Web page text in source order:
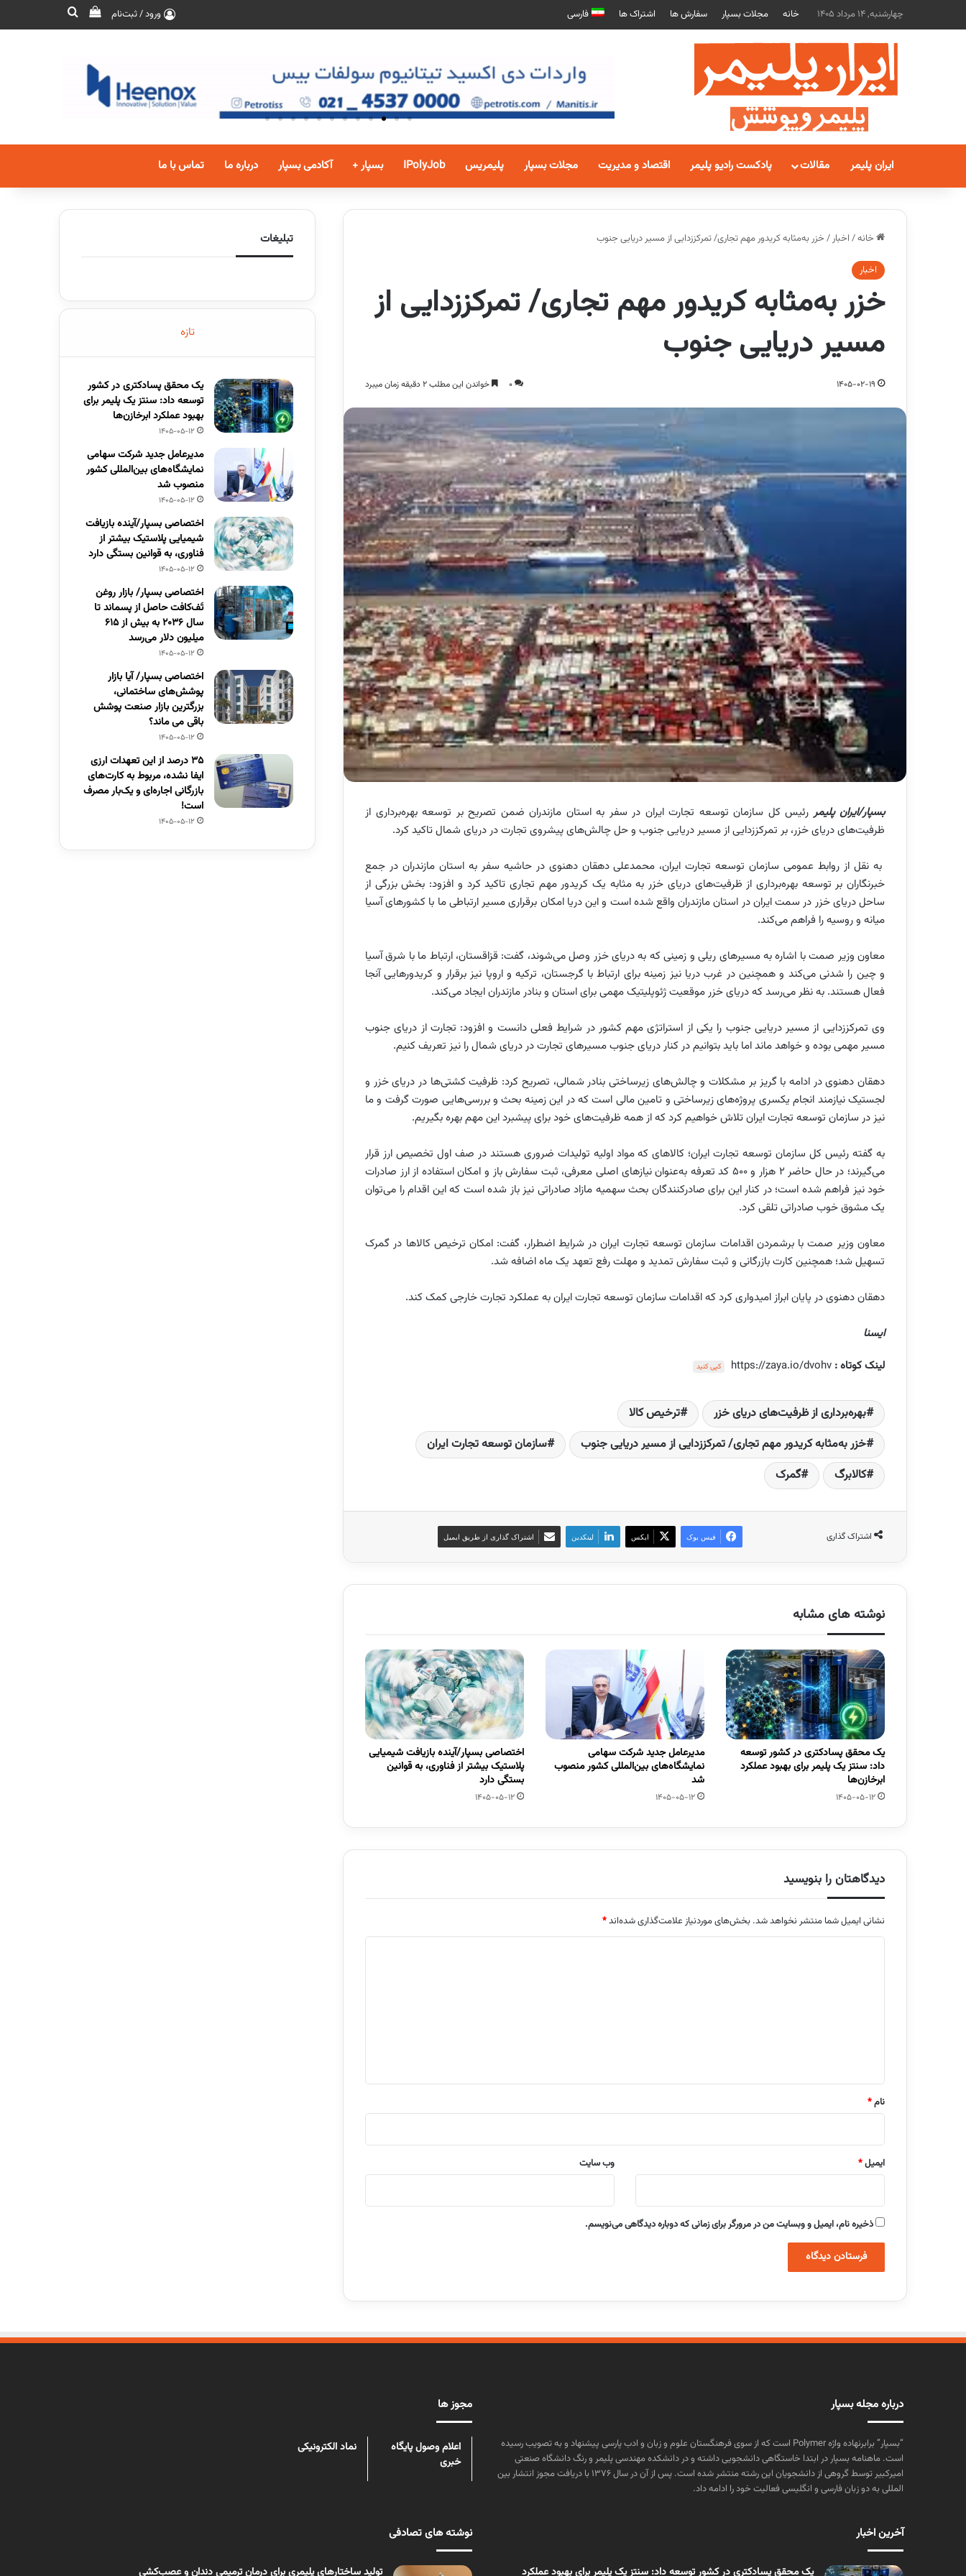
چهارشنبه, 14 مرداد 1405 خانه مجلات بسپار سفارش ها اشتراک ها فارسی ورود / ثبت‌نام
ایران پلیمر مقالات پادکست رادیو پلیمر اقتصاد و مدیریت مجلات بسپار پلیمریس IPolyJob بسپار + آکادمی بسپار درباره ما تماس با ما
خانه/ اخبار/ خزر به‌مثابه کریدور مهم تجاری/ تمرکززدایی از مسیر دریایی جنوب
اخبار
خزر به‌مثابه کریدور مهم تجاری/ تمرکززدایی از
مسیر دریایی جنوب
1405-02-19
0 خواندن این مطلب 2 دقیقه زمان میبرد
بسپار/ایران پلیمر رئیس کل سازمان توسعه تجارت ایران در سفر به استان مازندران ضمن تصریح بر توسعه بهره‌برداری از
ظرفیت‌های دریای خزر، بر تمرکززدایی از مسیر دریایی جنوب و حل چالش‌های پیشروی تجارت در دریای شمال تاکید کرد.
به نقل از روابط عمومی سازمان توسعه تجارت ایران، محمدعلی دهقان دهنوی در حاشیه سفر به استان مازندران در جمع
خبرنگاران بر توسعه بهره‌برداری از ظرفیت‌های دریای خزر به مثابه یک کریدور مهم تجاری تاکید کرد و افزود: بخش بزرگی از
ساحل دریای خزر در سمت ایران در استان مازندران واقع شده است و این دریا امکان برقراری مسیر ارتباطی ما با کشورهای آسیا
میانه و روسیه را فراهم می‌کند.
معاون وزیر صمت با اشاره به مسیرهای ریلی و زمینی که به دریای خزر وصل می‌شوند، گفت: قزاقستان، ارتباط ما با شرق آسیا
و چین را شدنی می‌کند و همچنین در غرب دریا نیز زمینه برای ارتباط با گرجستان، ترکیه و اروپا نیز برقرار و کریدورهایی آنجا
فعال هستند. به نظر می‌رسد که دریای خزر موقعیت ژئوپلیتیک مهمی برای استان و بنادر مازندران ایجاد می‌کند.
وی تمرکززدایی از مسیر دریایی جنوب را یکی از استراتژی مهم کشور در شرایط فعلی دانست و افزود: تجارت از دریای جنوب
مسیر مهمی بوده و خواهد ماند اما باید بتوانیم در کنار دریای جنوب مسیرهای تجارت در دریای شمال را نیز تعریف کنیم.
دهقان دهنوی در ادامه با گریز بر مشکلات و چالش‌های زیرساختی بنادر شمالی، تصریح کرد: ظرفیت کشتی‌ها در دریای خزر و
لجستیک نیازمند انجام یکسری پروژه‌های زیرساختی و تامین مالی است که در این زمینه بحث و بررسی‌هایی صورت گرفت و ما
نیز در سازمان توسعه تجارت ایران تلاش خواهیم کرد که از همه ظرفیت‌های خود برای پیشبرد این مهم بهره بگیریم.
به گفته رئیس کل سازمان توسعه تجارت ایران؛ کالاهای که مواد اولیه تولیدات ضروری هستند در صف اول تخصیص ارز قرار
می‌گیرند؛ در حال حاضر 2 هزار و 500 کد تعرفه به‌عنوان نیازهای اصلی معرفی، ثبت سفارش باز و امکان استفاده از ارز صادرات
خود نیز فراهم شده است؛ در کنار این برای صادرکنندگان بحث سهمیه مازاد صادراتی نیز باز شده است که این اقدام را می‌توان
یک مشوق خوب صادراتی تلقی کرد.
معاون وزیر صمت با برشمردن اقدامات سازمان توسعه تجارت ایران در شرایط اضطرار، گفت: امکان ترخیص کالاها در گمرک
تسهیل شد؛ همچنین کارت بازرگانی و ثبت سفارش تمدید و مهلت رفع تعهد یک ماه اضافه شد.
دهقان دهنوی در پایان ابراز امیدواری کرد که اقدامات سازمان توسعه تجارت ایران به عملکرد تجارت خارجی کمک کند.
ایسنا
لینک کوتاه : https://zaya.io/dvohv کپی کنید
بهره‌برداری از ظرفیت‌های دریای خزر
ترخیص کالا
خزر به‌مثابه کریدور مهم تجاری/ تمرکززدایی از مسیر دریایی جنوب
سازمان توسعه تجارت ایران
کالابرگ
گمرک
اشتراک گذاری فیس بوک ایکس لینکدین اشتراک گذاری از طریق ایمیل
نوشته های مشابه
یک محقق پسادکتری در کشور توسعه
داد: سنتز یک پلیمر برای بهبود عملکرد
ابرخازن‌ها
1405-05-12
مدیرعامل جدید شرکت سهامی
نمایشگاه‌های بین‌المللی کشور منصوب
شد
1405-05-12
اختصاصی بسپار/آینده بازیافت شیمیایی
پلاستیک بیشتر از فناوری، به قوانین
بستگی دارد
1405-05-12
دیدگاهتان را بنویسید
نشانی ایمیل شما منتشر نخواهد شد. بخش‌های موردنیاز علامت‌گذاری شده‌اند*
نام*
ایمیل* وب‌ سایت
ذخیره نام، ایمیل و وبسایت من در مرورگر برای زمانی که دوباره دیدگاهی می‌نویسم.
تبلیغات
تازه
یک محقق پسادکتری در کشور
توسعه داد: سنتز یک پلیمر برای
بهبود عملکرد ابرخازن‌ها
1405-05-12
مدیرعامل جدید شرکت سهامی
نمایشگاه‌های بین‌المللی کشور
منصوب شد
1405-05-12
اختصاصی بسپار/آینده بازیافت
شیمیایی پلاستیک بیشتر از
فناوری، به قوانین بستگی دارد
1405-05-12
اختصاصی بسپار/ بازار روغن
تَف‌کافت حاصل از پسماند تا
سال ۲۰۳۶ به بیش از ۶۱۵
میلیون دلار می‌رسد
1405-05-12
اختصاصی بسپار/ آیا بازار
پوشش‌های ساختمانی،
بزرگترین بازار صنعت پوشش
باقی می ماند؟
1405-05-12
۳۵ درصد از این تعهدات ارزی
ایفا نشده، مربوط به کارت‌های
بازرگانی اجاره‌ای و یک‌بار مصرف
است!
1405-05-12
درباره مجله بسپار
“بسپار” برابرنهاده واژه Polymer است که از سوی فرهنگستان علوم و زبان و ادب پارسی پیشنهاد و به تصویب رسیده
است. ماهنامه بسپار در ابتدا خاستگاهی دانشجویی داشته و در دانشکده مهندسی پلیمر و رنگ دانشگاه صنعتی
امیرکبیر توسط گروهی از دانشجویان این رشته منتشر شده است. پس از آن در سال ۱۳۷۶ با دریافت مجوز انتشار بین
المللی به دو زبان فارسی و انگلیسی فعالیت خود را ادامه داد.
مجوز ها
اعلام وصول پایگاه
خبری
نماد الکترونیکی
آخرین اخبار
یک محقق پسادکتری در کشور توسعه داد: سنتز یک پلیمر برای بهبود عملکرد
نوشته های تصادفی
تولید ساختارهای پلیمری برای درمان ترمیمی دندان و عصب‌کشی